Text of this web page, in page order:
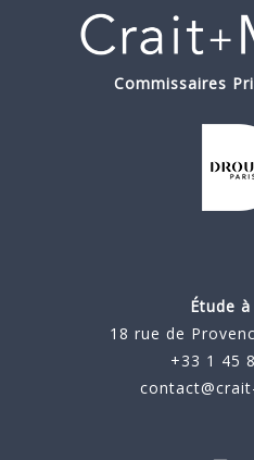
Commissaires
Étude
18 rue de
+33 1 45